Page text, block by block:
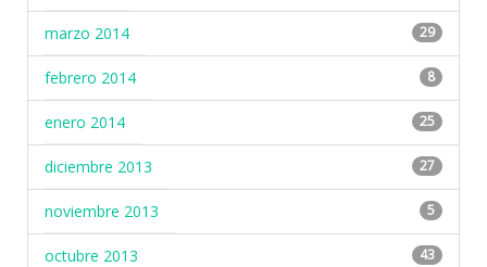
marzo 2014 29
febrero 2014 8
enero 2014 25
diciembre 2013 27
noviembre 2013 5
octubre 2013 43